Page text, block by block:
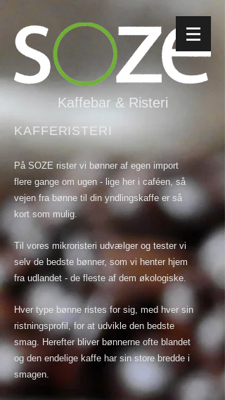
Kaffebar & Risteri
KAFFERISTERI
På SOZE rister vi bønner af egen import
flere gange om ugen - lige her i caféen, så
vejen fra bønne til din yndlingskaffe er så
kort som mulig.
Til vores mikroristeri udvælger og tester vi
selv de bedste bønner, som vi henter hjem
fra udlandet - de fleste af dem økologiske.
Hver type bønne ristes for sig, med hver sin
ristningsprofil, for at udvikle den bedste
smag. Herefter bliver bønnerne ofte blandet
og den endelige kaffe har sin store bredde i
smagen.